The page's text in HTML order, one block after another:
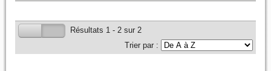
Résultats 1 - 2 sur 2
Trier par :